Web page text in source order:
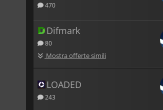
470
Difmark
80
Mostra offerte simili
LOADED
243